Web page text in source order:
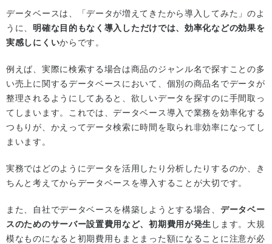
データベースは、「データが増えてきたから導入してみた」のよ
うに、 明確な目的もなく導入しただけでは、効率化などの効果を
実感しにくいからです。
例えば、実際に検索する場合は商品のジャンル名で探すことの多
い売上に関するデータベースにおいて、個別の商品名でデータが
整理されるようにしてあると、欲しいデータを探すのに手間取っ
てしまいます。これでは、データベース導入で業務を効率化する
つもりが、かえってデータ検索に時間を取られ非効率になってし
まいます。
実務ではどのようにデータを活用したり分析したりするのか、き
ちんと考えてからデータベースを導入することが大切です。
また、自社でデータベースを構築しようとする場合、 データベー
スのためのサーバー設置費用など、初期費用が発生 します。大規
模なものになると初期費用もまとまった額になることに注意が必